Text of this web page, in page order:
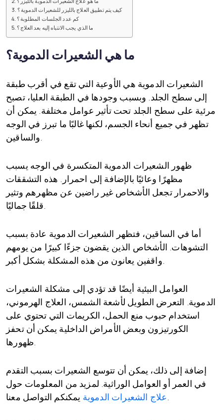
كيف يتم تطبيق العلاج بالليزر للشعيرات الدموية؟
كم عدد الجلسات المطلوبة؟
ما الذي يجب الانتباه إليه بعد العلاج؟
ما هي الشعيرات الدموية؟
الشعيرات الدموية هي الأوعية التي تقع في أقرب طبقة
إلى سطح الجلد. وبسبب وجودها في الطبقة العليا، تصبح
مرئية على سطح الجلد تحت تأثير عوامل مختلفة. يمكن أن
تظهر في جميع أنحاء الجسم، لكنها غالبًا ما تبرز في الوجه
ظهور الشعيرات الدموية المتكسرة في الوجه يسبب
مظهرًا وعائيًا بالإضافة إلى احمرار. هذه التشققات
والاحمرار تجعل الأشخاص غير راضين عن مظهرهم وتثير
أما في الساقين، فتظهر الشعيرات الدموية عادة بسبب
التشوهات. الأشخاص الذين يقضون جزءًا كبيرًا من يومهم
العوامل البيئية أيضًا قد تؤدي إلى مشكلة الشعيرات
الدموية. التعرض الطويل لأشعة الشمس، العلاج الهرموني،
استخدام حبوب منع الحمل، الكريمات التي تحتوي على
الكورتيزون وبعض الأمراض الداخلية يمكن أن تحفز
إضافة إلى ذلك، يمكن أن تتوسع الشعيرات بسبب التقدم
في العمر أو العوامل الوراثية. لمزيد من المعلومات حول
علاج الشعيرات الدموية